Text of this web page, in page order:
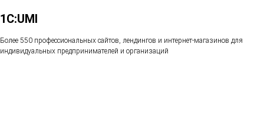
1C:UMI
Более 550 профессиональных сайтов, лендингов и интернет-магазинов для
индивидуальных предпринимателей и организаций